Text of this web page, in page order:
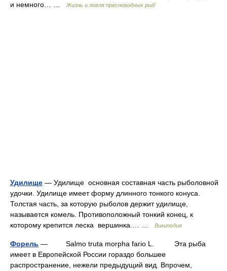
и немного… …
Жизнь и ловля пресноводных рыб
Удилище — Удилище основная составная часть рыболовной
удочки. Удилище имеет форму длинного тонкого конуса.
Толстая часть, за которую рыболов держит удилище,
называется комель. Противоположный тонкий конец, к
которому крепится леска вершинка.… …
Википедия
Форель — Salmo truta morpha fario L. Эта рыба
имеет в Европейской России гораздо большее
распространение, нежели предыдущий вид. Впрочем,